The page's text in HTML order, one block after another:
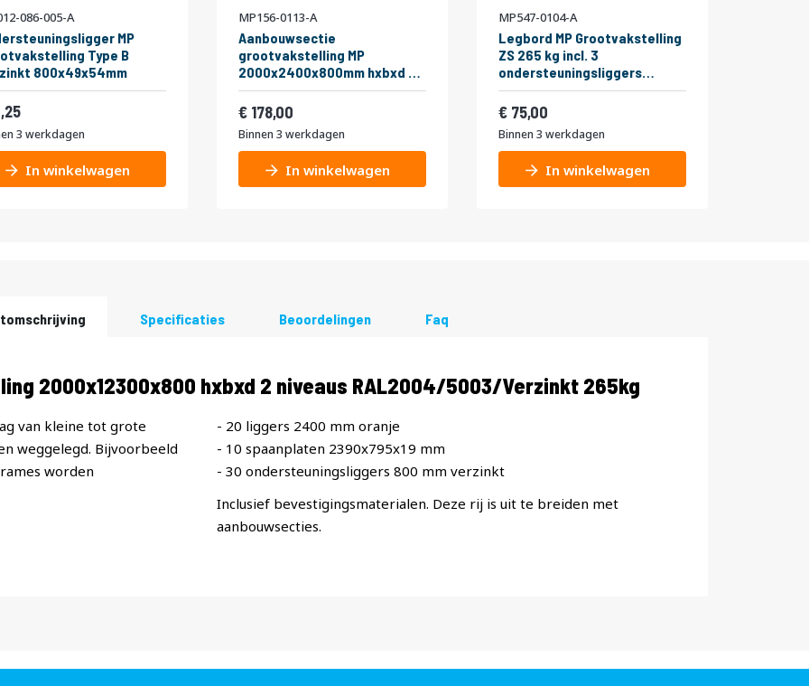
086-005-A
MP
Type B
800x49x54mm
3 werkdagen
In winkelwagen
MP156-0113-A
Aanbouwsectie
grootvakstelling MP
2000x2400x800mm hxbxd 2
niveaus
RAL2004/5003/Verzinkt
265kg
Vanaf
178,00
Binnen 3 werkdagen
In winkelwagen
MP547-0104-A
Legbord MP Grootvakstelling
ZS 265 kg incl. 3
ondersteuningsliggers
2400x800mm
Vanaf
75,00
Binnen 3 werkdagen
In winkelwagen
2000x12300x800 hxbxd 2 niveaus RAL2004/5003/Verzinkt 265kg
van kleine tot grote
weggelegd. Bijvoorbeeld
worden
- 20 liggers 2400 mm oranje
- 10 spaanplaten 2390x795x19 mm
- 30 ondersteuningsliggers 800 mm verzinkt
Inclusief bevestigingsmaterialen. Deze rij is uit te breiden met
aanbouwsecties.
Specificaties Beoordelingen Faq